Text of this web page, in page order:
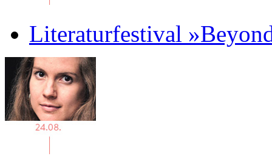
Literaturfestival